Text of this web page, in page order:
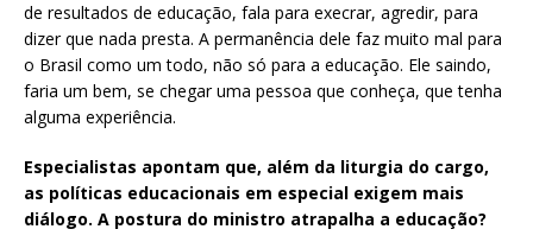
de resultados de educação, fala para execrar, agredir, para
dizer que nada presta. A permanência dele faz muito mal para
o Brasil como um todo, não só para a educação. Ele saindo,
faria um bem, se chegar uma pessoa que conheça, que tenha
alguma experiência.
Especialistas apontam que, além da liturgia do cargo,
as políticas educacionais em especial exigem mais
diálogo. A postura do ministro atrapalha a educação?